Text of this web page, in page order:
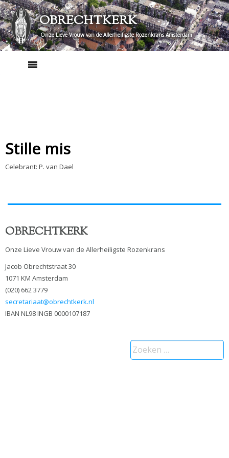
Skip
to
content
OBRECHTKERK
Onze Lieve Vrouw van de Allerheiligste Rozenkrans Amsterdam
Stille mis
Celebrant: P. van Dael
OBRECHTKERK
Onze Lieve Vrouw van de Allerheiligste Rozenkrans
Jacob Obrechtstraat 30
1071 KM Amsterdam
(020) 662 3779
secretariaat@obrechtkerk.nl
IBAN NL98 INGB 0000107187
Zoeken
naar: